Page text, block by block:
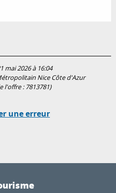
mai 2026 à 16:04
Nice Côte d'Azur
l'offre : 7813781)
une erreur